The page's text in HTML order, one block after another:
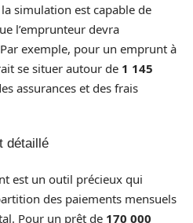
simulation est capable de
l’emprunteur devra
exemple, pour un emprunt à
se situer autour de 1 145
assurances et des frais
détaillé
est un outil précieux qui
des paiements mensuels
Pour un prêt de 170 000